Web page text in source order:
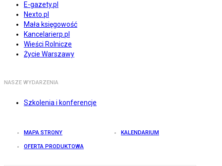
E-gazety.pl
Nexto.pl
Mała księgowość
Kancelarierp.pl
Wieści Rolnicze
Życie Warszawy
NASZE WYDARZENIA
Szkolenia i konferencje
MAPA STRONY KALENDARIUM
OFERTA PRODUKTOWA